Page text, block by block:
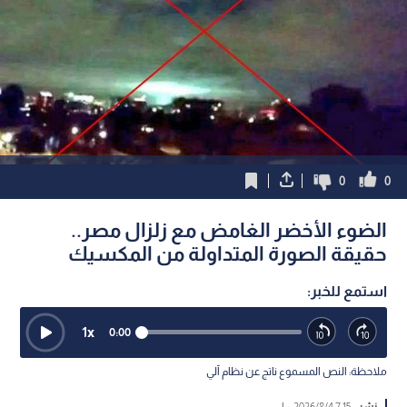
0
0
الضوء الأخضر الغامض مع زلزال مصر..
حقيقة الصورة المتداولة من المكسيك
استمع للخبر:
0:00
1x
ملاحظة: النص المسموع ناتج عن نظام آلي